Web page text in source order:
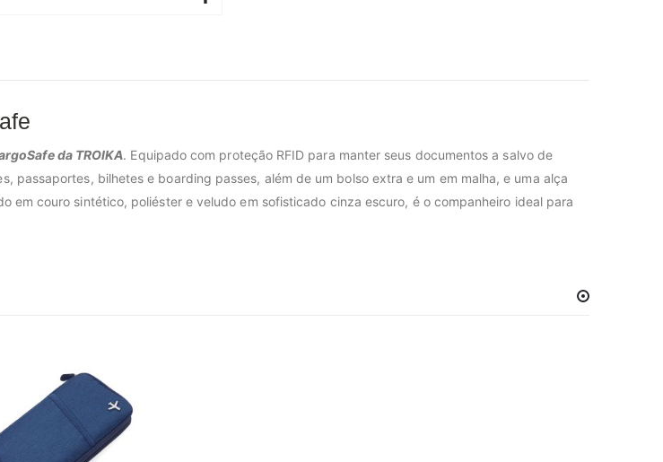
da TROIKA. Equipado com proteção RFID para manter seus documentos a salvo de
passaportes, bilhetes e boarding passes, além de um bolso extra e um em malha, e uma alça
couro sintético, poliéster e veludo em sofisticado cinza escuro, é o companheiro ideal para